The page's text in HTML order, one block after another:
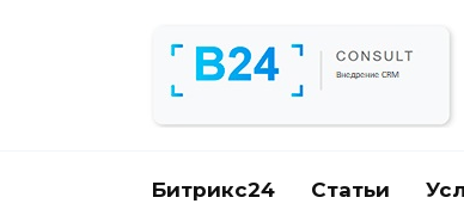
Битрикс24 Статьи